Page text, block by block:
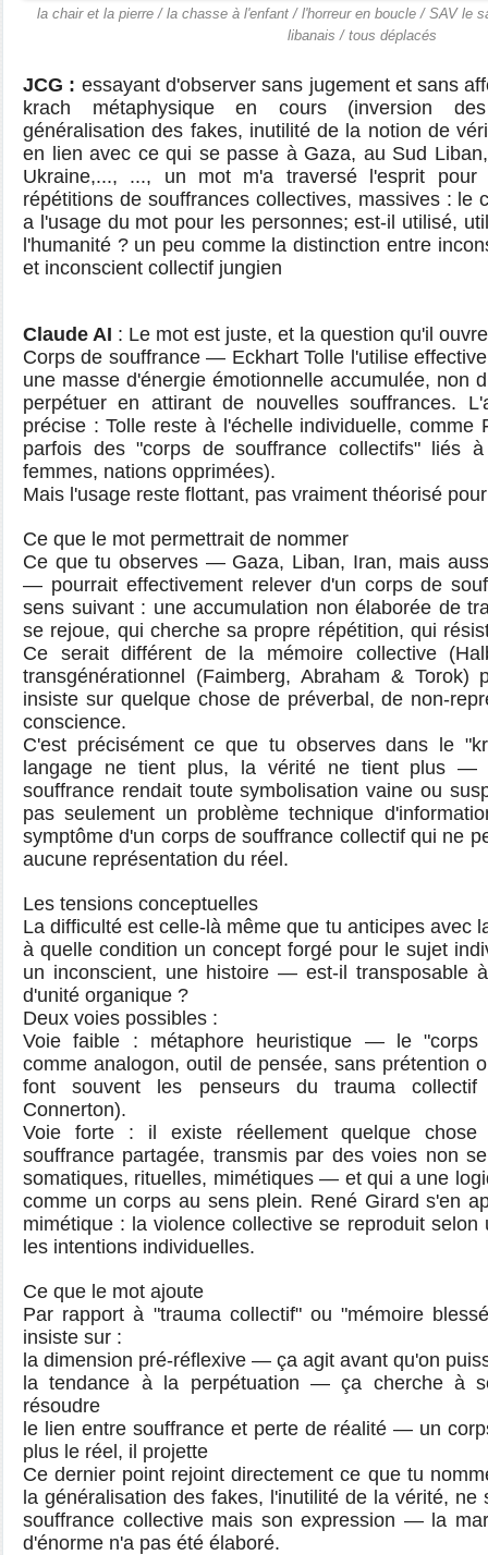
la chair et la pierre / la chasse à l'enfant / l'horreur en boucle / SAV le
libanais / tous déplacés
JCG : essayant d'observer sans jugement et sans
krach métaphysique en cours (inversion
généralisation des fakes, inutilité de la notion de
en lien avec ce qui se passe à Gaza, au Sud
Ukraine,..., ..., un mot m'a traversé l'esprit
répétitions de souffrances collectives, massives : le
a l'usage du mot pour les personnes; est-il utilisé,
l'humanité ? un peu comme la distinction entre
et inconscient collectif jungien
Claude AI : Le mot est juste, et la question qu'il
Corps de souffrance — Eckhart Tolle l'utilise
une masse d'énergie émotionnelle accumulée, non
perpétuer en attirant de nouvelles souffrances.
précise : Tolle reste à l'échelle individuelle, comme
parfois des "corps de souffrance collectifs" liés
femmes, nations opprimées).
Mais l'usage reste flottant, pas vraiment théorisé
Ce que le mot permettrait de nommer
Ce que tu observes — Gaza, Liban, Iran, mais
— pourrait effectivement relever d'un corps de
sens suivant : une accumulation non élaborée de
se rejoue, qui cherche sa propre répétition, qui
Ce serait différent de la mémoire collective
transgénérationnel (Faimberg, Abraham &
insiste sur quelque chose de préverbal, de non-
conscience.
C'est précisément ce que tu observes dans le
langage ne tient plus, la vérité ne tient plus —
souffrance rendait toute symbolisation vaine ou
pas seulement un problème technique
symptôme d'un corps de souffrance collectif qui ne
aucune représentation du réel.
Les tensions conceptuelles
La difficulté est celle-là même que tu anticipes avec
à quelle condition un concept forgé pour le sujet
un inconscient, une histoire — est-il transposable
d'unité organique ?
Deux voies possibles :
Voie faible : métaphore heuristique — le "corps
comme analogon, outil de pensée, sans prétention
font souvent les penseurs du trauma collectif
Connerton).
Voie forte : il existe réellement quelque
souffrance partagée, transmis par des voies non
somatiques, rituelles, mimétiques — et qui a une
comme un corps au sens plein. René Girard s'en
mimétique : la violence collective se reproduit selon
les intentions individuelles.
Ce que le mot ajoute
Par rapport à "trauma collectif" ou "mémoire
insiste sur :
la dimension pré-réflexive — ça agit avant qu'on
la tendance à la perpétuation — ça cherche à
résoudre
le lien entre souffrance et perte de réalité — un
plus le réel, il projette
Ce dernier point rejoint directement ce que tu
la généralisation des fakes, l'inutilité de la vérité,
souffrance collective mais son expression — la
d'énorme n'a pas été élaboré.